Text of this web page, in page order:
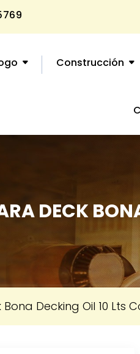
Construcción
DECK
Decking Oil 10 Lts